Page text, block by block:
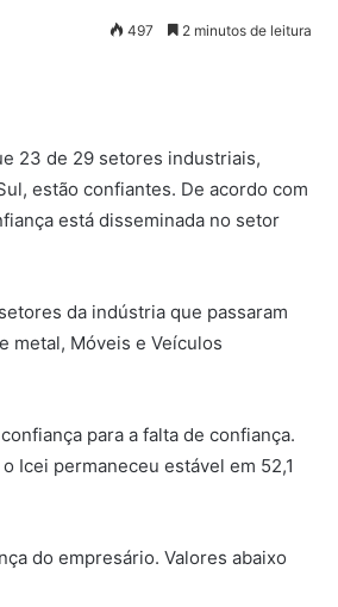
497 2 minutos de leitura
23 de 29 setores industriais,
estão confiantes. De acordo com
está disseminada no setor
da indústria que passaram
metal, Móveis e Veículos
para a falta de confiança.
Icei permaneceu estável em 52,1
do empresário. Valores abaixo